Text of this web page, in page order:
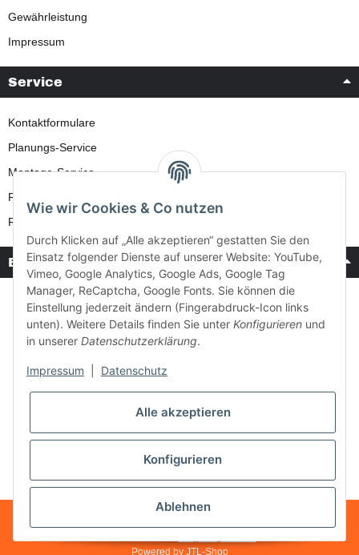
Gewährleistung
Impressum
Service
Kontaktformulare
Planungs-Service
Montage-Service
Reparatur-Service
Retouren-Service
Bezahlung & Versand
* Alle Preise inkl. gesetzlicher USt., zzgl.
Powered by JTL-Shop
Wie wir Cookies & Co nutzen
Durch Klicken auf „Alle akzeptieren“ gestatten Sie den
Einsatz folgender Dienste auf unserer Website: YouTube,
Vimeo, Google Analytics, Google Ads, Google Tag
Manager, ReCaptcha, Google Fonts. Sie können die
Einstellung jederzeit ändern (Fingerabdruck-Icon links
unten). Weitere Details finden Sie unter Konfigurieren und
in unserer Datenschutzerklärung.
Impressum Datenschutz
Alle akzeptieren
Konfigurieren
Ablehnen